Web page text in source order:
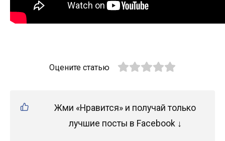
Оцените статью
Жми «Нравится» и получай только
лучшие посты в Facebook ↓